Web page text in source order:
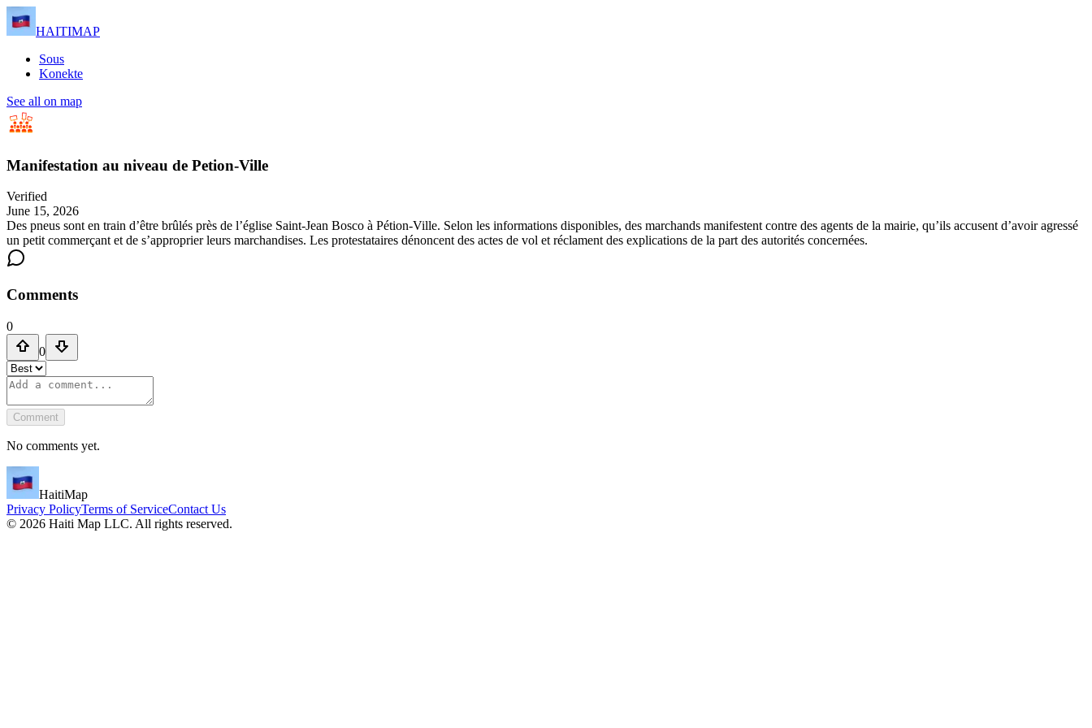
HAITIMAP
Sous
Konekte
See all on map
Manifestation au niveau de Petion-Ville
Verified
June 15, 2026
Des pneus sont en train d’être brûlés près de l’église Saint-Jean Bosco à Pétion-Ville. Selon les informations disponibles, des marchands manifestent contre des agents de la mairie, qu’ils accusent d’avoir agressé
un petit commerçant et de s’approprier leurs marchandises. Les protestataires dénoncent des actes de vol et réclament des explications de la part des autorités concernées.
Comments
0
0
Comment
No comments yet.
HaitiMap
Privacy PolicyTerms of ServiceContact Us
© 2026 Haiti Map LLC. All rights reserved.